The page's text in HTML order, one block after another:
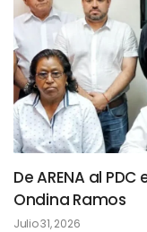
De ARENA al
Ondina Ramos
Julio 31, 2026